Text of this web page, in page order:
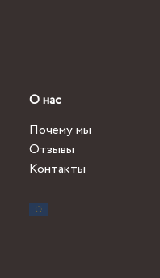
О нас
Почему мы
Отзывы
Контакты